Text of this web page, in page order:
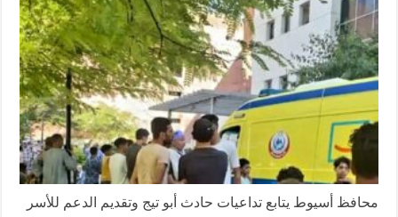
محافظ أسيوط يتابع تداعيات حادث أبو تيج وتقديم الدعم للأسر